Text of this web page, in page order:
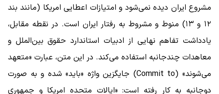
مشروع ایران دیده نمی‌شود و امتیازات اعطایی امریکا (مانند بند
۱۲ و ۱۳) منوط و مشروط به رفتار ایران است. در نقطه مقابل،
یادداشت تفاهم نهایی از ادبیات استاندارد حقوق بین‌الملل و
معاهدات چندجانبه استفاده می‌کند. در این متن، عبارت «متعهد
می‌شوند» (Commit to) جایگزین واژه «باید» شده و به صورت
دوجانبه به کار رفته است: «ایالات متحده امریکا و جمهوری